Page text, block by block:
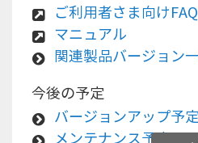
ご利用者さま向けFAQ
マニュアル
関連製品バージョン
今後の予定
バージョンアップ予
メンテナンス予定